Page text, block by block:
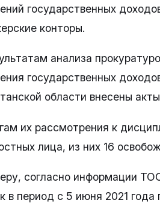
государственных
конторы.
анализа
государственных
области внесены
их рассмотрения к
лица, из них 16
согласно информации
в период с 5 июня 2021